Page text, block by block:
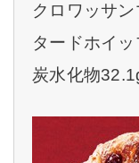
クロワッサ
タードホイッ
炭水化物